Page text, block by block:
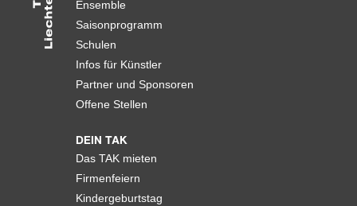
Ensemble
Saisonprogramm
Schulen
Infos für Künstler
Partner und Sponsoren
Offene Stellen
DEIN TAK
Das TAK mieten
Firmenfeiern
Kindergeburtstag